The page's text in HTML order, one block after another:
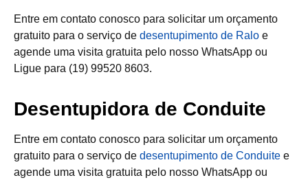
Entre em contato conosco para solicitar um orçamento
gratuito para o serviço de desentupimento de Ralo e
agende uma visita gratuita pelo nosso WhatsApp ou
Ligue para (19) 99520 8603.
Desentupidora de Conduite
Entre em contato conosco para solicitar um orçamento
gratuito para o serviço de desentupimento de Conduite e
agende uma visita gratuita pelo nosso WhatsApp ou